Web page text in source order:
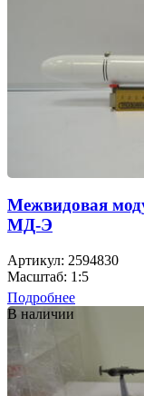
Межвидовая
МД-Э
Артикул: 2594830
Масштаб: 1:5
Подробнее
В наличии